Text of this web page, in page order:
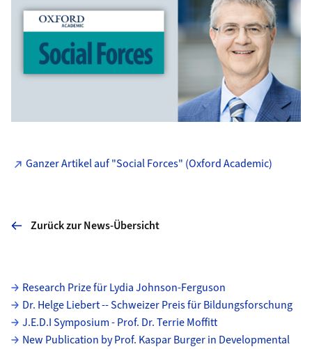
Ganzer Artikel auf "Social Forces" (Oxford Academic)
Zurück zur News-Übersicht
Unterseiten
Research Prize für Lydia Johnson-Ferguson
Dr. Helge Liebert -- Schweizer Preis für Bildungsforschung
J.E.D.I Symposium - Prof. Dr. Terrie Moffitt
New Publication by Prof. Kaspar Burger in Developmental